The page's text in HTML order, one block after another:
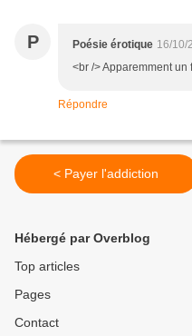
P Poésie érotique 16/10/
<br /> Apparemment un
Répondre
< Payer l'addiction
Hébergé par Overblog
Top articles
Pages
Contact